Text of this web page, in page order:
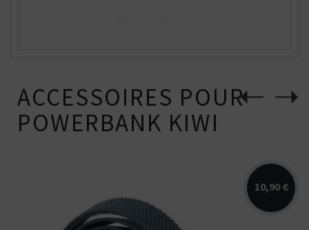
ACCESSOIRES POUR
POWERBANK KIWI
10,90 €